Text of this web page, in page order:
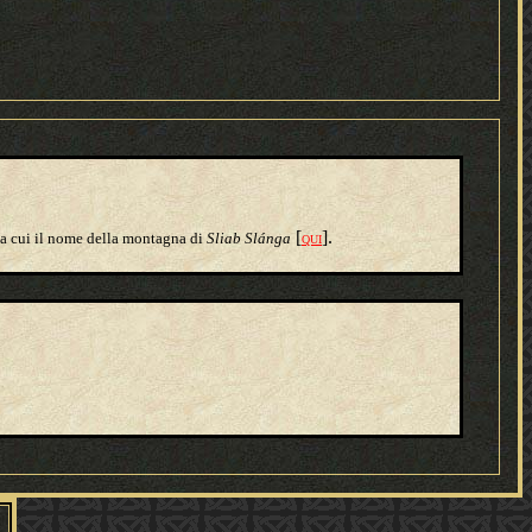
cui il nome della montagna di Sliab Slánga [QUI].